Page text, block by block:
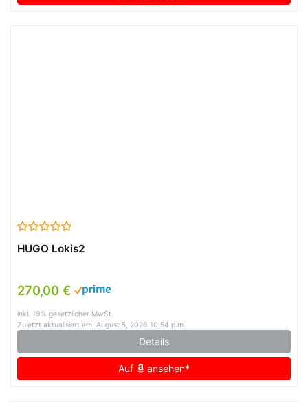
HUGO Lokis2
270,00 €
inkl. 19% gesetzlicher MwSt.
Zuletzt aktualisiert am: August 5, 2026 10:54 p.m.
Details
Auf ansehen*